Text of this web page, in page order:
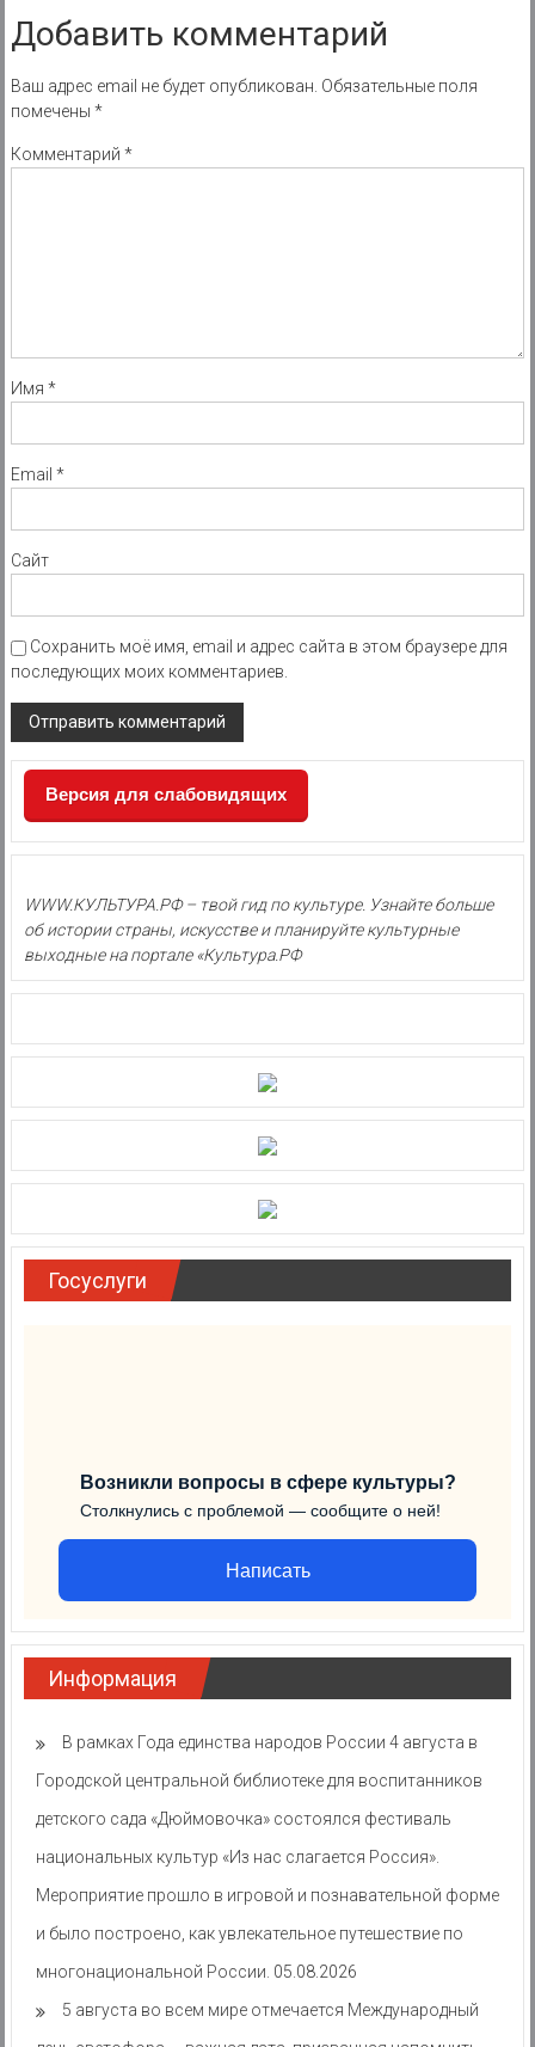
Добавить комментарий
Ваш адрес email не будет опубликован. Обязательные поля
помечены *
Комментарий *
Имя *
Email *
Сайт
Сохранить моё имя, email и адрес сайта в этом браузере для
последующих моих комментариев.
Версия для слабовидящих
WWW.КУЛЬТУРА.РФ – твой гид по культуре. Узнайте больше
об истории страны, искусстве и планируйте культурные
выходные на портале «Культура.РФ
Госуслуги
Возникли вопросы в сфере культуры?
Столкнулись с проблемой — сообщите о ней!
Написать
Информация
В рамках Года единства народов России 4 августа в
Городской центральной библиотеке для воспитанников
детского сада «Дюймовочка» состоялся фестиваль
национальных культур «Из нас слагается Россия».
Мероприятие прошло в игровой и познавательной форме
и было построено, как увлекательное путешествие по
многонациональной России. 05.08.2026
5 августа во всем мире отмечается Международный